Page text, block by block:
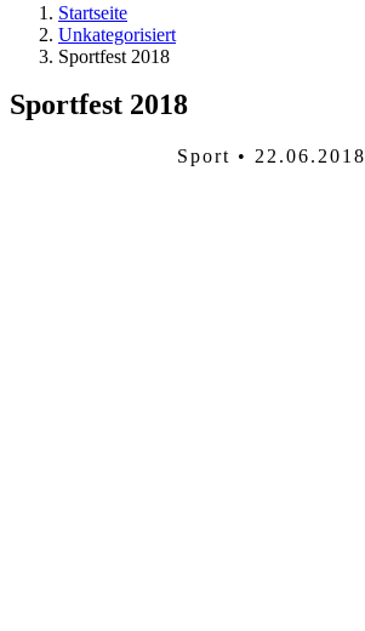
Startseite
Unkategorisiert
Sportfest 2018
Sportfest 2018
Sport • 22.06.2018